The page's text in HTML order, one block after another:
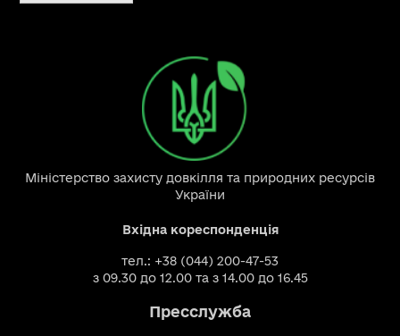
Міністерство захисту довкілля та природних ресурсів
України
Вхідна кореспонденція
тел.: +38 (044) 200-47-53
з 09.30 до 12.00 та з 14.00 до 16.45
Пресслужба